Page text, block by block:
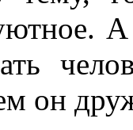
А
он